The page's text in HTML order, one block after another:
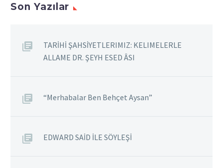
Son Yazılar
TARİHİ ŞAHSİYETLERIMIZ: KELIMELERLE
ALLAME DR. ŞEYH ESED ÂSI
“Merhabalar Ben Behçet Aysan”
EDWARD SAİD İLE SÖYLEŞİ